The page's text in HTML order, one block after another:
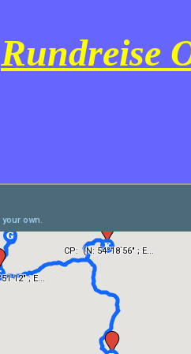
Rundreise